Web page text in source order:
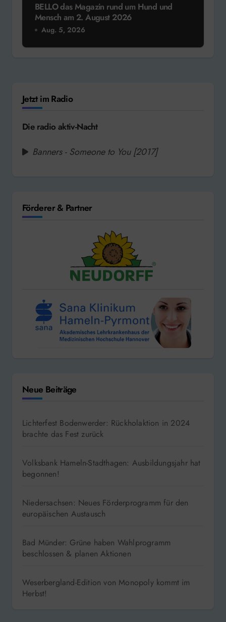
BELLO das Magazin rund um Hund und
Mensch am 2. August 2026
Aug. 5, 2026
Jetzt im Radio
Die radio aktiv-Nacht
Banners - Someone to You [2017]
Förderer & Partner
Neue Beiträge
Lichterfest Bodenwerder: Rückholaktion in 2024
brachte das Fest zurück
Volksbank Hameln-Stadthagen: Ausbildungsjahr hat
begonnen!
Niedersachsen: Neues Förderprogramm für den
europäischen Austausch
Bad Münder: Grüne haben Wahlprogramm
beschlossen & planen Aktionen
Weserbergland-Edition von Monopoly kommt im
Herbst!